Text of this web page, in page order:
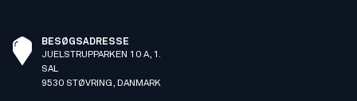
BESØGSADRESSE
JUELSTRUPPARKEN 10 A, 1.
SAL
9530 STØVRING, DANMARK